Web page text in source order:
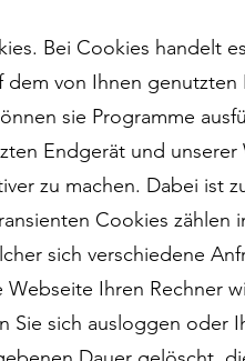
Bei Cookies handelt
dem von Ihnen
sie Programme
Endgerät und
zu machen. Dabei ist
Cookies
sich verschiedene
Webseite Ihren Rechner
Sie sich ausloggen oder